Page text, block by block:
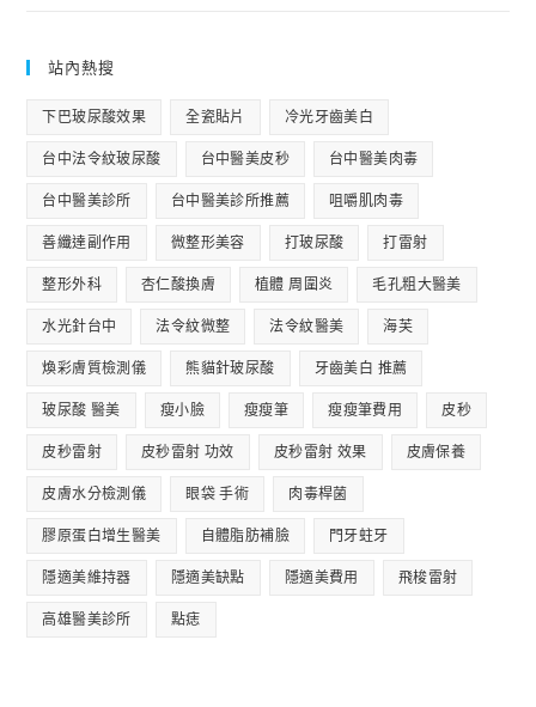
站內熱搜
下巴玻尿酸效果 全瓷貼片 冷光牙齒美白
台中法令紋玻尿酸 台中醫美皮秒 台中醫美肉毒
台中醫美診所 台中醫美診所推薦 咀嚼肌肉毒
善纖達副作用 微整形美容 打玻尿酸 打雷射
整形外科 杏仁酸換膚 植體 周圍炎 毛孔粗大醫美
水光針台中 法令紋微整 法令紋醫美 海芙
煥彩膚質檢測儀 熊貓針玻尿酸 牙齒美白 推薦
玻尿酸 醫美 瘦小臉 瘦瘦筆 瘦瘦筆費用 皮秒
皮秒雷射 皮秒雷射 功效 皮秒雷射 效果 皮膚保養
皮膚水分檢測儀 眼袋 手術 肉毒桿菌
膠原蛋白增生醫美 自體脂肪補臉 門牙蛀牙
隱適美維持器 隱適美缺點 隱適美費用 飛梭雷射
高雄醫美診所 點痣